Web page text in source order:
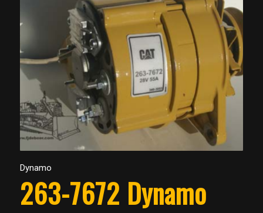
Dynamo
263-7672 Dynamo